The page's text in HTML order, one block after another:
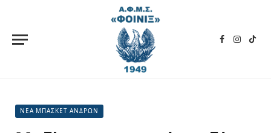
Facebook
ΝΕΑ ΜΠΑΣΚΕΤ ΑΝΔΡΩΝ